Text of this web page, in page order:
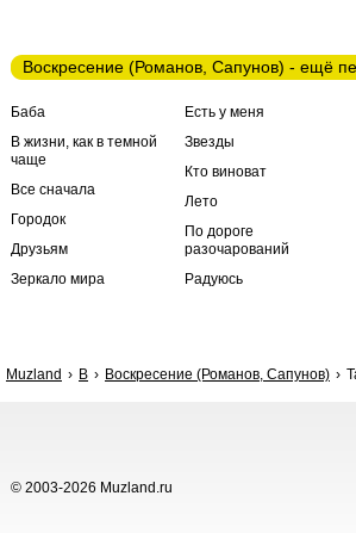
Воскресение (Романов, Сапунов) - ещё
Баба
В жизни, как в темной
чаще
Все сначала
Городок
Друзьям
Зеркало мира
Есть у меня
Звезды
Кто виноват
Лето
По дороге
разочарований
Радуюсь
Muzland В Воскресение (Романов, Сапунов)
© 2003-2026 Muzland.ru